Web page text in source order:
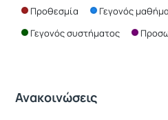
Προθεσμία
Γεγονός
Γεγονός συστήματος
Ανακοινώσεις